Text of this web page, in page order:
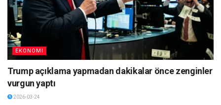
EKONOMI
Trump açıklama yapmadan dakikalar önce zenginler
vurgun yaptı
2026-03-24